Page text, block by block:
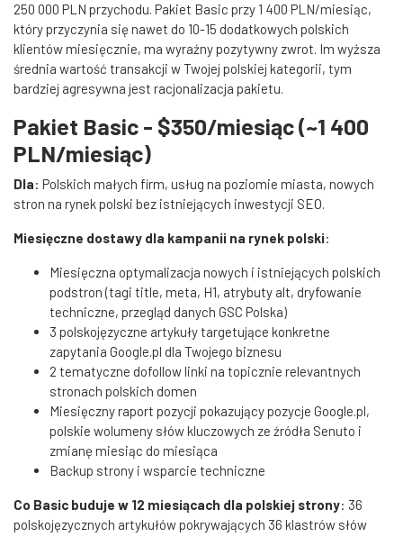
250 000 PLN przychodu. Pakiet Basic przy 1 400 PLN/miesiąc,
który przyczynia się nawet do 10-15 dodatkowych polskich
klientów miesięcznie, ma wyraźny pozytywny zwrot. Im wyższa
średnia wartość transakcji w Twojej polskiej kategorii, tym
bardziej agresywna jest racjonalizacja pakietu.
Pakiet Basic - $350/miesiąc (~1 400
PLN/miesiąc)
Dla: Polskich małych firm, usług na poziomie miasta, nowych
stron na rynek polski bez istniejących inwestycji SEO.
Miesięczne dostawy dla kampanii na rynek polski:
Miesięczna optymalizacja nowych i istniejących polskich
podstron (tagi title, meta, H1, atrybuty alt, dryfowanie
techniczne, przegląd danych GSC Polska)
3 polskojęzyczne artykuły targetujące konkretne
zapytania Google.pl dla Twojego biznesu
2 tematyczne dofollow linki na topicznie relevantnych
stronach polskich domen
Miesięczny raport pozycji pokazujący pozycje Google.pl,
polskie wolumeny słów kluczowych ze źródła Senuto i
zmianę miesiąc do miesiąca
Backup strony i wsparcie techniczne
Co Basic buduje w 12 miesiącach dla polskiej strony: 36
polskojęzycznych artykułów pokrywających 36 klastrów słów